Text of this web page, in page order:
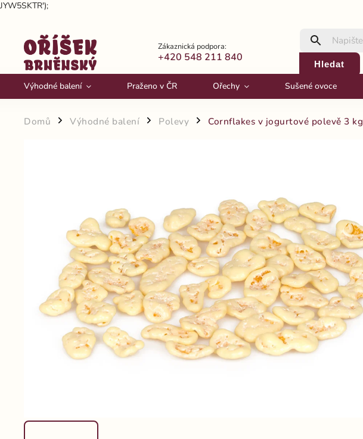
JYW5SKTR');
Zákaznická podpora:
+420 548 211 840
Hledat
Výhodné balení Praženo v ČR Ořechy Sušené ovoce
Domů / Výhodné balení / Polevy / Cornflakes v jogurtové polevě 3 kg